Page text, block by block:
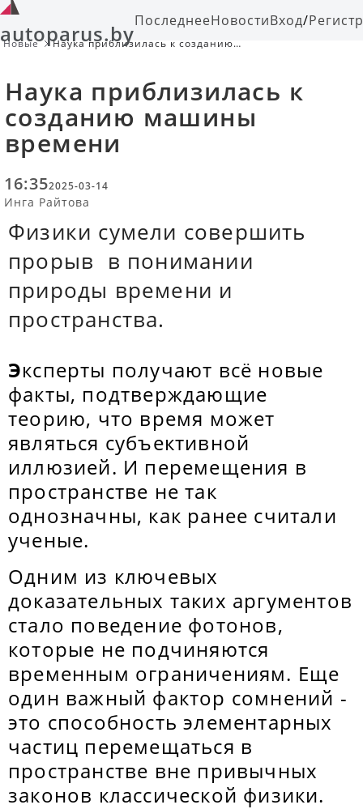
autoparus.byПоследнееНовостиВход/
Новые
Наука приблизилась к созданию
Наука приблизилась к
созданию машины
времени
16:352025-03-14
Инга Райтова
Физики сумели совершить
прорыв в понимании
природы времени и
пространства.
Эксперты получают всё новые
факты, подтверждающие
теорию, что время может
являться субъективной
иллюзией. И перемещения в
пространстве не так
однозначны, как ранее считали
ученые.
Одним из ключевых
доказательных таких аргументов
стало поведение фотонов,
которые не подчиняются
временным ограничениям. Еще
один важный фактор сомнений -
это способность элементарных
частиц перемещаться в
пространстве вне привычных
законов классической физики.